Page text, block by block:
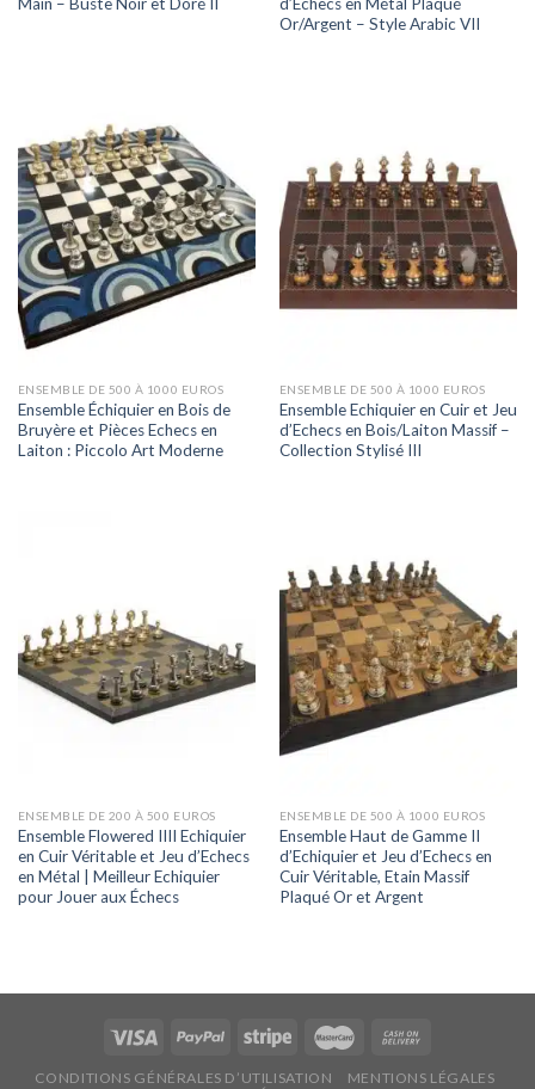
Or/Argent – Style Arabic VII
ENSEMBLE DE 500 À 1000 EUROS
Ensemble Échiquier en Bois de
Bruyère et Pièces Echecs en
Laiton : Piccolo Art Moderne
ENSEMBLE DE 500 À 1000 EUROS
Ensemble Echiquier en Cuir et Jeu
d’Echecs en Bois/Laiton Massif –
Collection Stylisé III
ENSEMBLE DE 200 À 500 EUROS
Ensemble Flowered IIII Echiquier
en Cuir Véritable et Jeu d’Echecs
en Métal | Meilleur Echiquier
pour Jouer aux Échecs
ENSEMBLE DE 500 À 1000 EUROS
Ensemble Haut de Gamme II
d’Echiquier et Jeu d’Echecs en
Cuir Véritable, Etain Massif
Plaqué Or et Argent
CONDITIONS GÉNÉRALES D’UTILISATION
MENTIONS LÉGALES